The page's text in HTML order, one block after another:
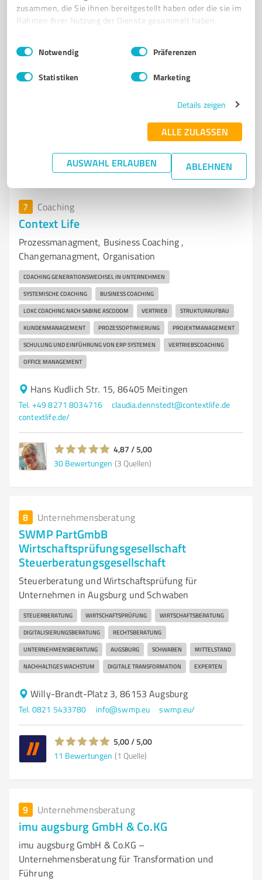
zusammen, die Sie ihnen bereitgestellt haben oder die sie im
Rahmen Ihrer Nutzung der Dienste gesammelt haben.
Impressum Datenschutzbestimmungen
Einwilligungsauswahl
Notwendig Präferenzen
Statistiken Marketing
Details zeigen
ALLE ZULASSEN
AUSWAHL ERLAUBEN ABLEHNEN
UNTERNEHMENSBERATUNG COACHING SEMINARE WORKSHOPS
KOMMUNIKATION PERSÖNLICHE ENTWICKLUNG
koehler-consulting.com/
4,90 / 5,00
14Bewertungen (1 Quelle)
7 Coaching
Context Life
Prozessmanagment, Business Coaching ,
Changemanagment, Organisation
COACHING GENERATIONSWECHSEL IN UNTERNEHMEN
SYSTEMISCHE COACHING BUSINESS COACHING
LOKC COACHING NACH SABINE ASCODOM VERTRIEB STRUKTURAUFBAU
KUNDENMANAGEMENT PROZESSOPTIMIERUNG PROJEKTMANAGEMENT
SCHULUNG UND EINFÜHRUNG VON ERP SYSTEMEN VERTRIEBSCOACHING
OFFICE MANAGEMENT
Hans Kudlich Str. 15, 86405 Meitingen
Tel. +49 8271 8034716
claudia.dennstedt@contextlife.de
contextlife.de/
4,87 / 5,00
30 Bewertungen (3 Quellen)
8 Unternehmensberatung
SWMP PartGmbB
Wirtschaftsprüfungsgesellschaft
Steuerberatungsgesellschaft
Steuerberatung und Wirtschaftsprüfung für
Unternehmen in Augsburg und Schwaben
STEUERBERATUNG WIRTSCHAFTSPRÜFUNG WIRTSCHAFTSBERATUNG
DIGITALISIERUNGSBERATUNG RECHTSBERATUNG
UNTERNEHMENSBERATUNG AUGSBURG SCHWABEN MITTELSTAND
NACHHALTIGES WACHSTUM DIGITALE TRANSFORMATION EXPERTEN
Willy-Brandt-Platz 3, 86153 Augsburg
Tel. 0821 5433780 info@swmp.eu swmp.eu/
5,00 / 5,00
11 Bewertungen (1 Quelle)
9 Unternehmensberatung
imu augsburg GmbH & Co.KG
imu augsburg GmbH & Co.KG –
Unternehmensberatung für Transformation und
Führung